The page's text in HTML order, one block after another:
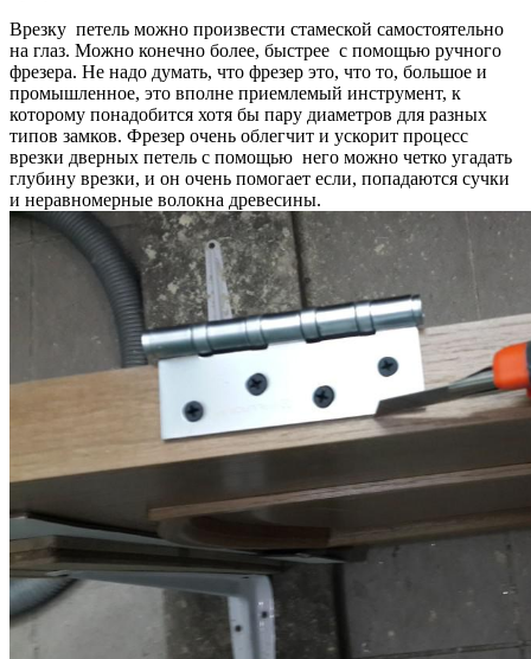
Врезку петель можно произвести стамеской самостоятельно
на глаз. Можно конечно более, быстрее с помощью ручного
фрезера. Не надо думать, что фрезер это, что то, большое и
промышленное, это вполне приемлемый инструмент, к
которому понадобится хотя бы пару диаметров для разных
типов замков. Фрезер очень облегчит и ускорит процесс
врезки дверных петель с помощью него можно четко угадать
глубину врезки, и он очень помогает если, попадаются сучки
и неравномерные волокна древесины.